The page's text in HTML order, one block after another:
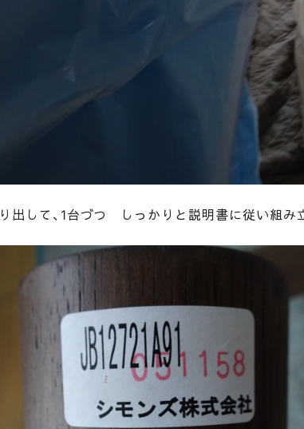
出して、1台づつ しっかりと説明書に従い組み